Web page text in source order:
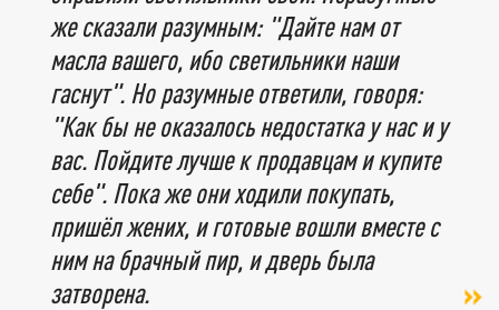
же сказали разумным: "Дайте нам от
масла вашего, ибо светильники наши
гаснут". Но разумные ответили, говоря:
"Как бы не оказалось недостатка у нас и у
вас. Пойдите лучше к продавцам и купите
себе". Пока же они ходили покупать,
пришёл жених, и готовые вошли вместе с
ним на брачный пир, и дверь была
затворена.